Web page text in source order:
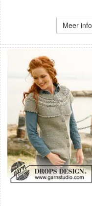
Meer info